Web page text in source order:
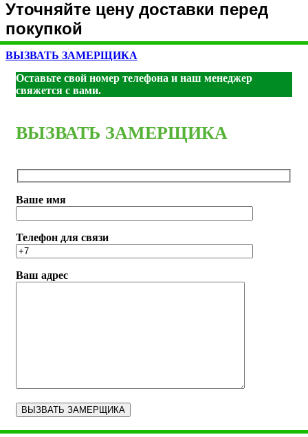
Уточняйте цену доставки перед
покупкой
ВЫЗВАТЬ ЗАМЕРЩИКА
Оставьте свой номер телефона и наш менеджер
свяжется с вами.
ВЫЗВАТЬ ЗАМЕРЩИКА
Ваше имя
Телефон для связи
Ваш адрес